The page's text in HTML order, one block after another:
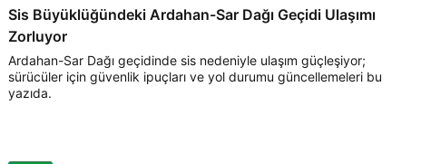
Sis Büyüklüğündeki Ardahan-Sar Dağı Geçidi Ulaşımı
Zorluyor
Ardahan-Sar Dağı geçidinde sis nedeniyle ulaşım güçleşiyor;
sürücüler için güvenlik ipuçları ve yol durumu güncellemeleri bu
yazıda.